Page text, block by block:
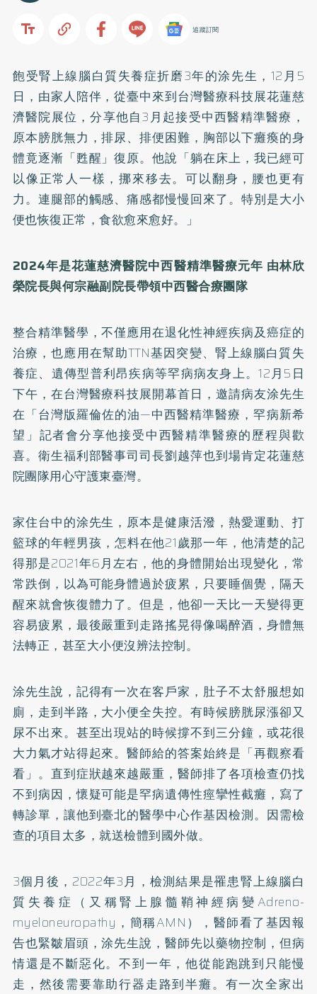
追蹤訂閱
飽受腎上線腦白質失養症折磨3年的涂先生，12月5
日，由家人陪伴，從臺中來到台灣醫療科技展花蓮慈
濟醫院展位，分享他自3月起接受中西醫精準醫療，
原本膀胱無力，排尿、排便困難，胸部以下癱瘓的身
體竟逐漸「甦醒」復原。他說「躺在床上，我已經可
以像正常人一樣，挪來移去。可以翻身，腰也更有
力。連腿部的觸感、痛感都慢慢回來了。特別是大小
便也恢復正常，食欲愈來愈好。」
2024年是花蓮慈濟醫院中西醫精準醫療元年 由林欣
榮院長與何宗融副院長帶領中西醫合療團隊
整合精準醫學，不僅應用在退化性神經疾病及癌症的
治療，也應用在幫助TTN基因突變、腎上線腦白質失
養症、遺傳型普利昂疾病等罕病病友身上。12月5日
下午，在台灣醫療科技展開幕首日，邀請病友涂先生
在「台灣版羅倫佐的油—中西醫精準醫療，罕病新希
望」記者會分享他接受中西醫精準醫療的歷程與歡
喜。衛生福利部醫事司司長劉越萍也到場肯定花蓮慈
院團隊用心守護東臺灣。
家住台中的涂先生，原本是健康活潑，熱愛運動、打
籃球的年輕男孩，怎料在他21歲那一年，他清楚的記
得那是2021年6月左右，他的身體開始出現變化，常
常跌倒，以為可能身體過於疲累，只要睡個覺，隔天
醒來就會恢復體力了。但是，他卻一天比一天變得更
容易疲累，最後嚴重到走路搖晃得像喝醉酒，身體無
法轉正，甚至大小便沒辨法控制。
涂先生說，記得有一次在客戶家，肚子不太舒服想如
廁，走到半路，大小便全失控。有時候膀胱尿漲卻又
尿不出來。甚至出現站的時候撐不到三分鐘，或花很
大力氣才站得起來。醫師給的答案始終是「再觀察看
看」。直到症狀越來越嚴重，醫師排了各項檢查仍找
不到病因，懷疑可能是罕病遺傳性痙攣性截癱，寫了
轉診單，讓他到臺北的醫學中心作基因檢測。因需檢
查的項目太多，就送檢體到國外做。
3個月後，2022年3月，檢測結果是罹患腎上線腦白
質失養症（又稱腎上腺髓鞘神經病變Adreno-
myeloneuropathy，簡稱AMN），醫師看了基因報
告也緊皺眉頭，涂先生說，醫師先以藥物控制，但病
情還是不斷惡化。不到一年，他從能跑跳到只能慢
走，然後需要靠助行器走路到半癱。有一次全家出